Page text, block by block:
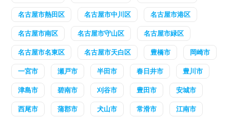
名古屋市熱田区 名古屋市中川区 名古屋市港区
名古屋市南区 名古屋市守山区 名古屋市緑区
名古屋市名東区 名古屋市天白区 豊橋市 岡崎市
一宮市 瀬戸市 半田市 春日井市 豊川市
津島市 碧南市 刈谷市 豊田市 安城市
西尾市 蒲郡市 犬山市 常滑市 江南市